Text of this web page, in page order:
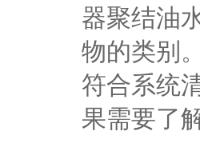
器聚结油
物的类别
符合系统
果需要了